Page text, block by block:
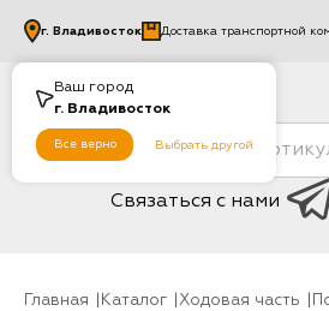
Ваш город
г. Владивосток
Все верно Выбрать другой
г. Владивосток Доставка транспортной
Связаться с нами
Главная Каталог Ходовая часть